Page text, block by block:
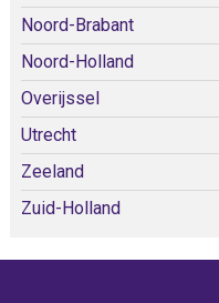
Noord-Brabant
Noord-Holland
Overijssel
Utrecht
Zeeland
Zuid-Holland